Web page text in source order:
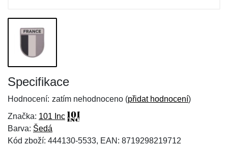
Specifikace
Hodnocení: zatím nehodnoceno (přidat hodnocení)
Značka: 101 Inc
Barva: Šedá
Kód zboží: 444130-5533, EAN: 8719298219712